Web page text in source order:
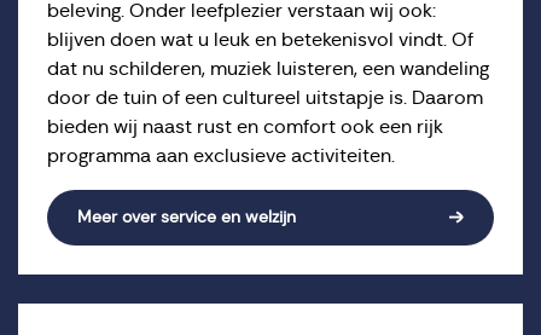
beleving. Onder leefplezier verstaan wij ook:
blijven doen wat u leuk en betekenisvol vindt. Of
dat nu schilderen, muziek luisteren, een wandeling
door de tuin of een cultureel uitstapje is. Daarom
bieden wij naast rust en comfort ook een rijk
programma aan exclusieve activiteiten.
Meer over service en welzijn